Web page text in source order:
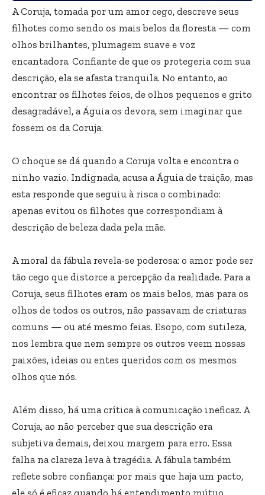
A Coruja, tomada por um amor cego, descreve seus
filhotes como sendo os mais belos da floresta — com
olhos brilhantes, plumagem suave e voz
encantadora. Confiante de que os protegeria com sua
descrição, ela se afasta tranquila. No entanto, ao
encontrar os filhotes feios, de olhos pequenos e grito
desagradável, a Águia os devora, sem imaginar que
fossem os da Coruja.
O choque se dá quando a Coruja volta e encontra o
ninho vazio. Indignada, acusa a Águia de traição, mas
esta responde que seguiu à risca o combinado:
apenas evitou os filhotes que correspondiam à
descrição de beleza dada pela mãe.
A moral da fábula revela-se poderosa: o amor pode ser
tão cego que distorce a percepção da realidade. Para a
Coruja, seus filhotes eram os mais belos, mas para os
olhos de todos os outros, não passavam de criaturas
comuns — ou até mesmo feias. Esopo, com sutileza,
nos lembra que nem sempre os outros veem nossas
paixões, ideias ou entes queridos com os mesmos
olhos que nós.
Além disso, há uma crítica à comunicação ineficaz. A
Coruja, ao não perceber que sua descrição era
subjetiva demais, deixou margem para erro. Essa
falha na clareza leva à tragédia. A fábula também
reflete sobre confiança: por mais que haja um pacto,